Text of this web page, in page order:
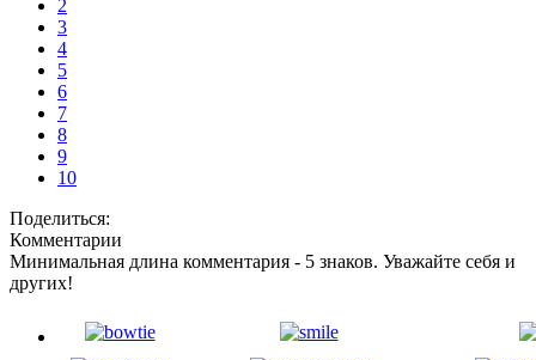
2
3
4
5
6
7
8
9
10
Поделиться:
Комментарии
Минимальная длина комментария - 5 знаков. Уважайте себя и
других!